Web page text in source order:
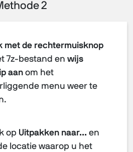
2
met de rechtermuisknop
7z-bestand en wijs
aan om het
menu weer te
op Uitpakken naar... en
locatie waarop u het